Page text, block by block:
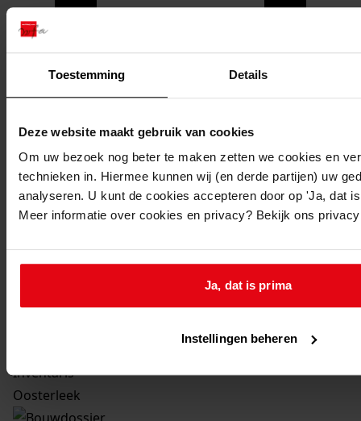
Toestemming Details
Deze website maakt gebruik van cookies
Om uw bezoek nog beter te maken zetten we cookies en
technieken in. Hiermee kunnen wij (en derde partijen) uw
analyseren. U kunt de cookies accepteren door op 'Ja, dat
Meer informatie over cookies en privacy? Bekijk ons
Ja, dat is prima
Instellingen beheren
Printen
Inventaris
Oosterleek